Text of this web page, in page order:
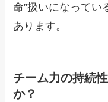
命”扱いになってい
あります。
チーム力の持続
か？